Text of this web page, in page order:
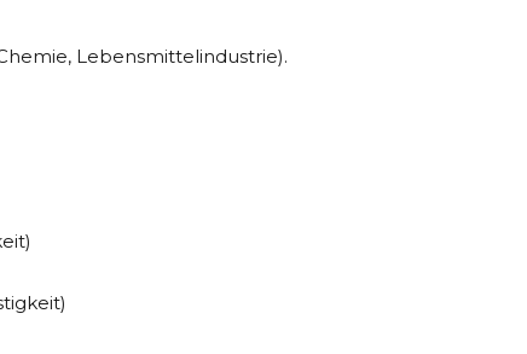
Lebensmittelindustrie).